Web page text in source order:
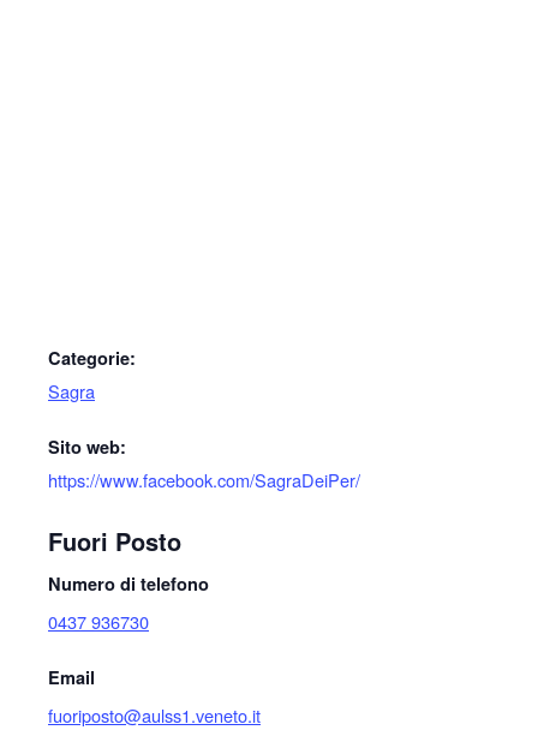
Categorie:
Sagra
Sito web:
https://www.facebook.com/SagraDeiPer/
Fuori Posto
Numero di telefono
0437 936730
Email
fuoriposto@aulss1.veneto.it